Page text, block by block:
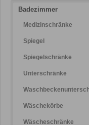
Badezimmer
Medizinschränke
Spiegel
Spiegelschränke
Unterschränke
Wäschekörbe
Wäscheschränke